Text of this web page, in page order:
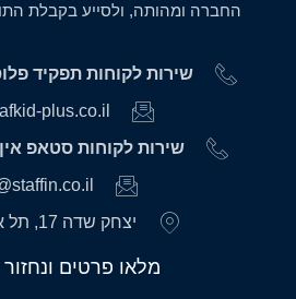
החברה ומהותה, ולסייע בקבלת
שירות לקוחות תפקיד
plus.co.il
שירות לקוחות סטאפ
יצחק שדה 17, תל אביב 6775
מלאו פרטים